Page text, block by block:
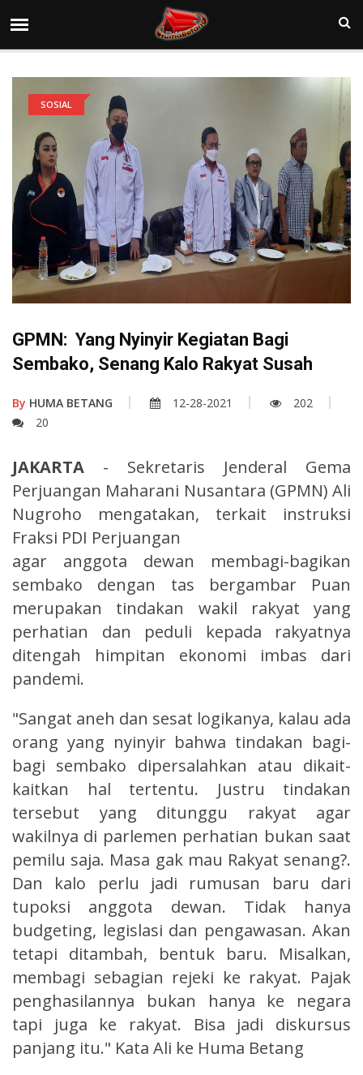
SOSIAL
GPMN: Yang Nyinyir Kegiatan Bagi
Sembako, Senang Kalo Rakyat Susah
By HUMA BETANG 12-28-2021
202
20
JAKARTA - Sekretaris Jenderal Gema
Perjuangan Maharani Nusantara (GPMN) Ali
Nugroho mengatakan, terkait instruksi
Fraksi PDI Perjuangan
agar anggota dewan membagi-bagikan
sembako dengan tas bergambar Puan
merupakan tindakan wakil rakyat yang
perhatian dan peduli kepada rakyatnya
ditengah himpitan ekonomi imbas dari
pandemi.
"Sangat aneh dan sesat logikanya, kalau ada
orang yang nyinyir bahwa tindakan bagi-
bagi sembako dipersalahkan atau dikait-
kaitkan hal tertentu. Justru tindakan
tersebut yang ditunggu rakyat agar
wakilnya di parlemen perhatian bukan saat
pemilu saja. Masa gak mau Rakyat senang?.
Dan kalo perlu jadi rumusan baru dari
tupoksi anggota dewan. Tidak hanya
budgeting, legislasi dan pengawasan. Akan
tetapi ditambah, bentuk baru. Misalkan,
membagi sebagian rejeki ke rakyat. Pajak
penghasilannya bukan hanya ke negara
tapi juga ke rakyat. Bisa jadi diskursus
panjang itu." Kata Ali ke Huma Betang